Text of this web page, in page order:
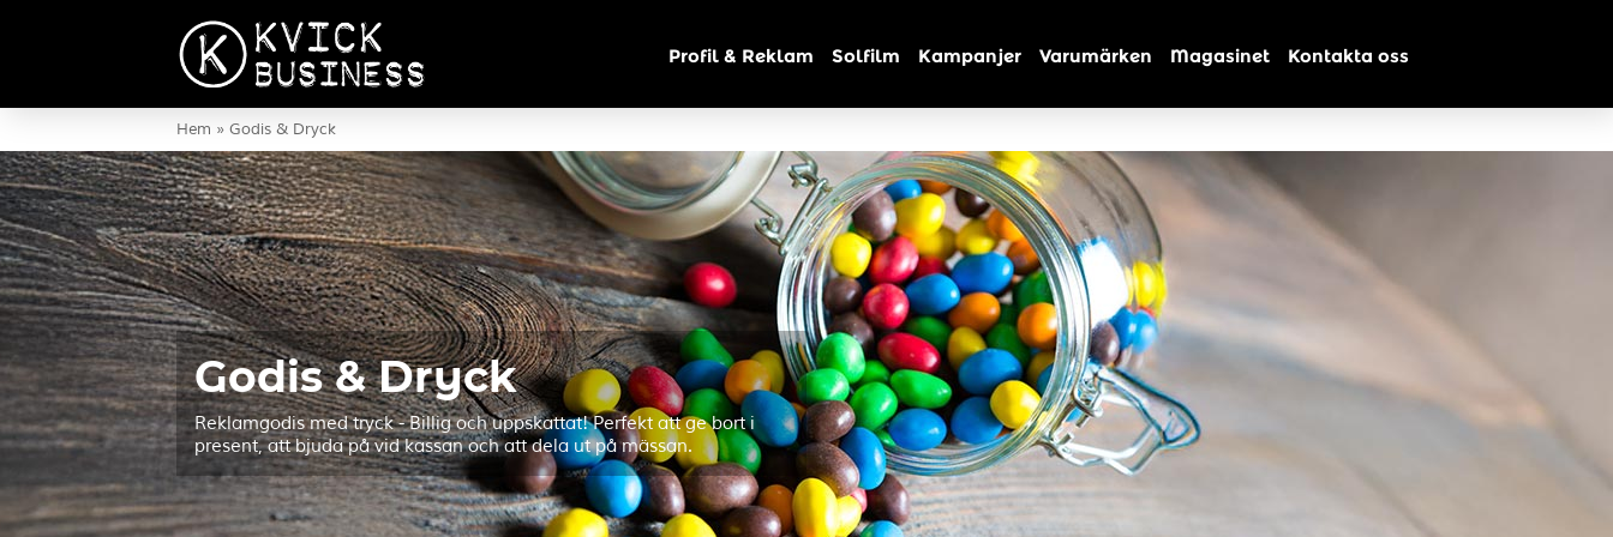
Profil & Reklam Solfilm Kampanjer Varumärken Magasinet Kontakta oss
Hem » Godis & Dryck
Godis & Dryck
Reklamgodis med tryck - Billig och uppskattat! Perfekt att ge bort i
present, att bjuda på vid kassan och att dela ut på mässan.